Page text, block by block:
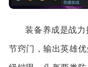
装备养成是战
节窍门，输出英雄